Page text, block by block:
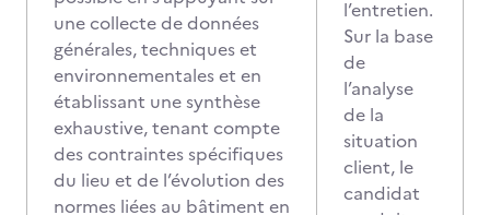
une collecte de données
générales, techniques et
environnementales et en
établissant une synthèse
exhaustive, tenant compte
des contraintes spécifiques
du lieu et de l’évolution des
normes liées au bâtiment en
l’entretien.
Sur la base
de
l’analyse
de la
situation
client, le
candidat